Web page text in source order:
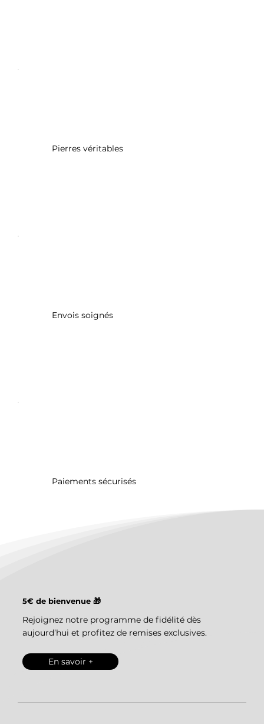
Pierres véritables
Envois soignés
Paiements sécurisés
5€ de bienvenue 🎁
Rejoignez notre programme de fidélité dès
aujourd’hui et profitez de remises exclusives.
En savoir +